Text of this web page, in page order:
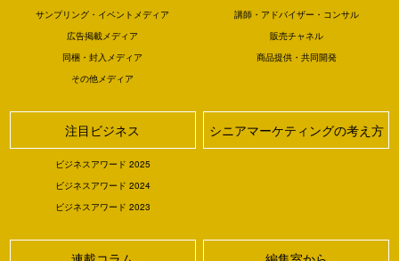
サンプリング・イベントメディア
広告掲載メディア
同梱・封入メディア
その他メディア
講師・アドバイザー・コンサル
販売チャネル
商品提供・共同開発
注目ビジネス
ビジネスアワード 2025
ビジネスアワード 2024
ビジネスアワード 2023
シニアマーケティングの考え方